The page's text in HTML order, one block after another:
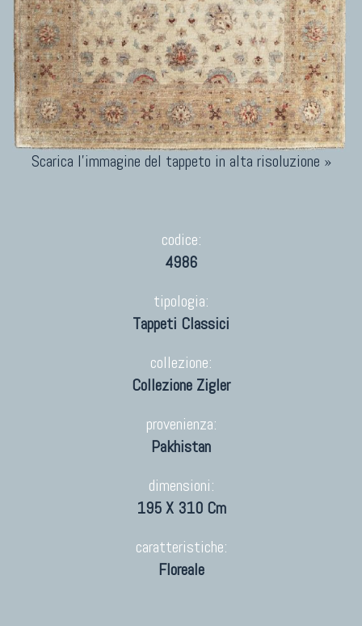
Scarica l'immagine del tappeto in alta risoluzione »
codice:
4986
tipologia:
Tappeti Classici
collezione:
Collezione Zigler
provenienza:
Pakhistan
dimensioni:
195 X 310 Cm
caratteristiche:
Floreale